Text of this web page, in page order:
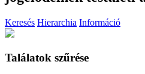
Keresés Hierarchia Információ
Találatok szűrése